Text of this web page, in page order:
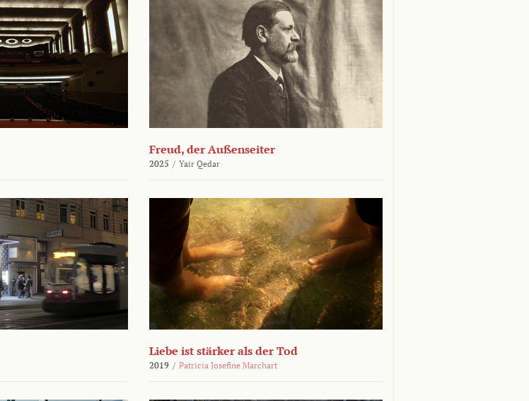
Freud, der Außenseiter
2025 / Yair Qedar
Liebe ist stärker als der Tod
2019 / Patricia Josefine Marchart